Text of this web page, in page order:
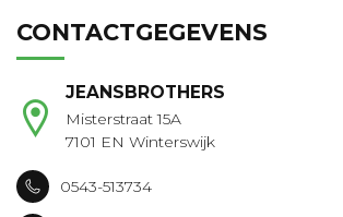
CONTACTGEGEVENS
0543-513734
JEANSBROTHERS
Misterstraat 15A
7101 EN Winterswijk